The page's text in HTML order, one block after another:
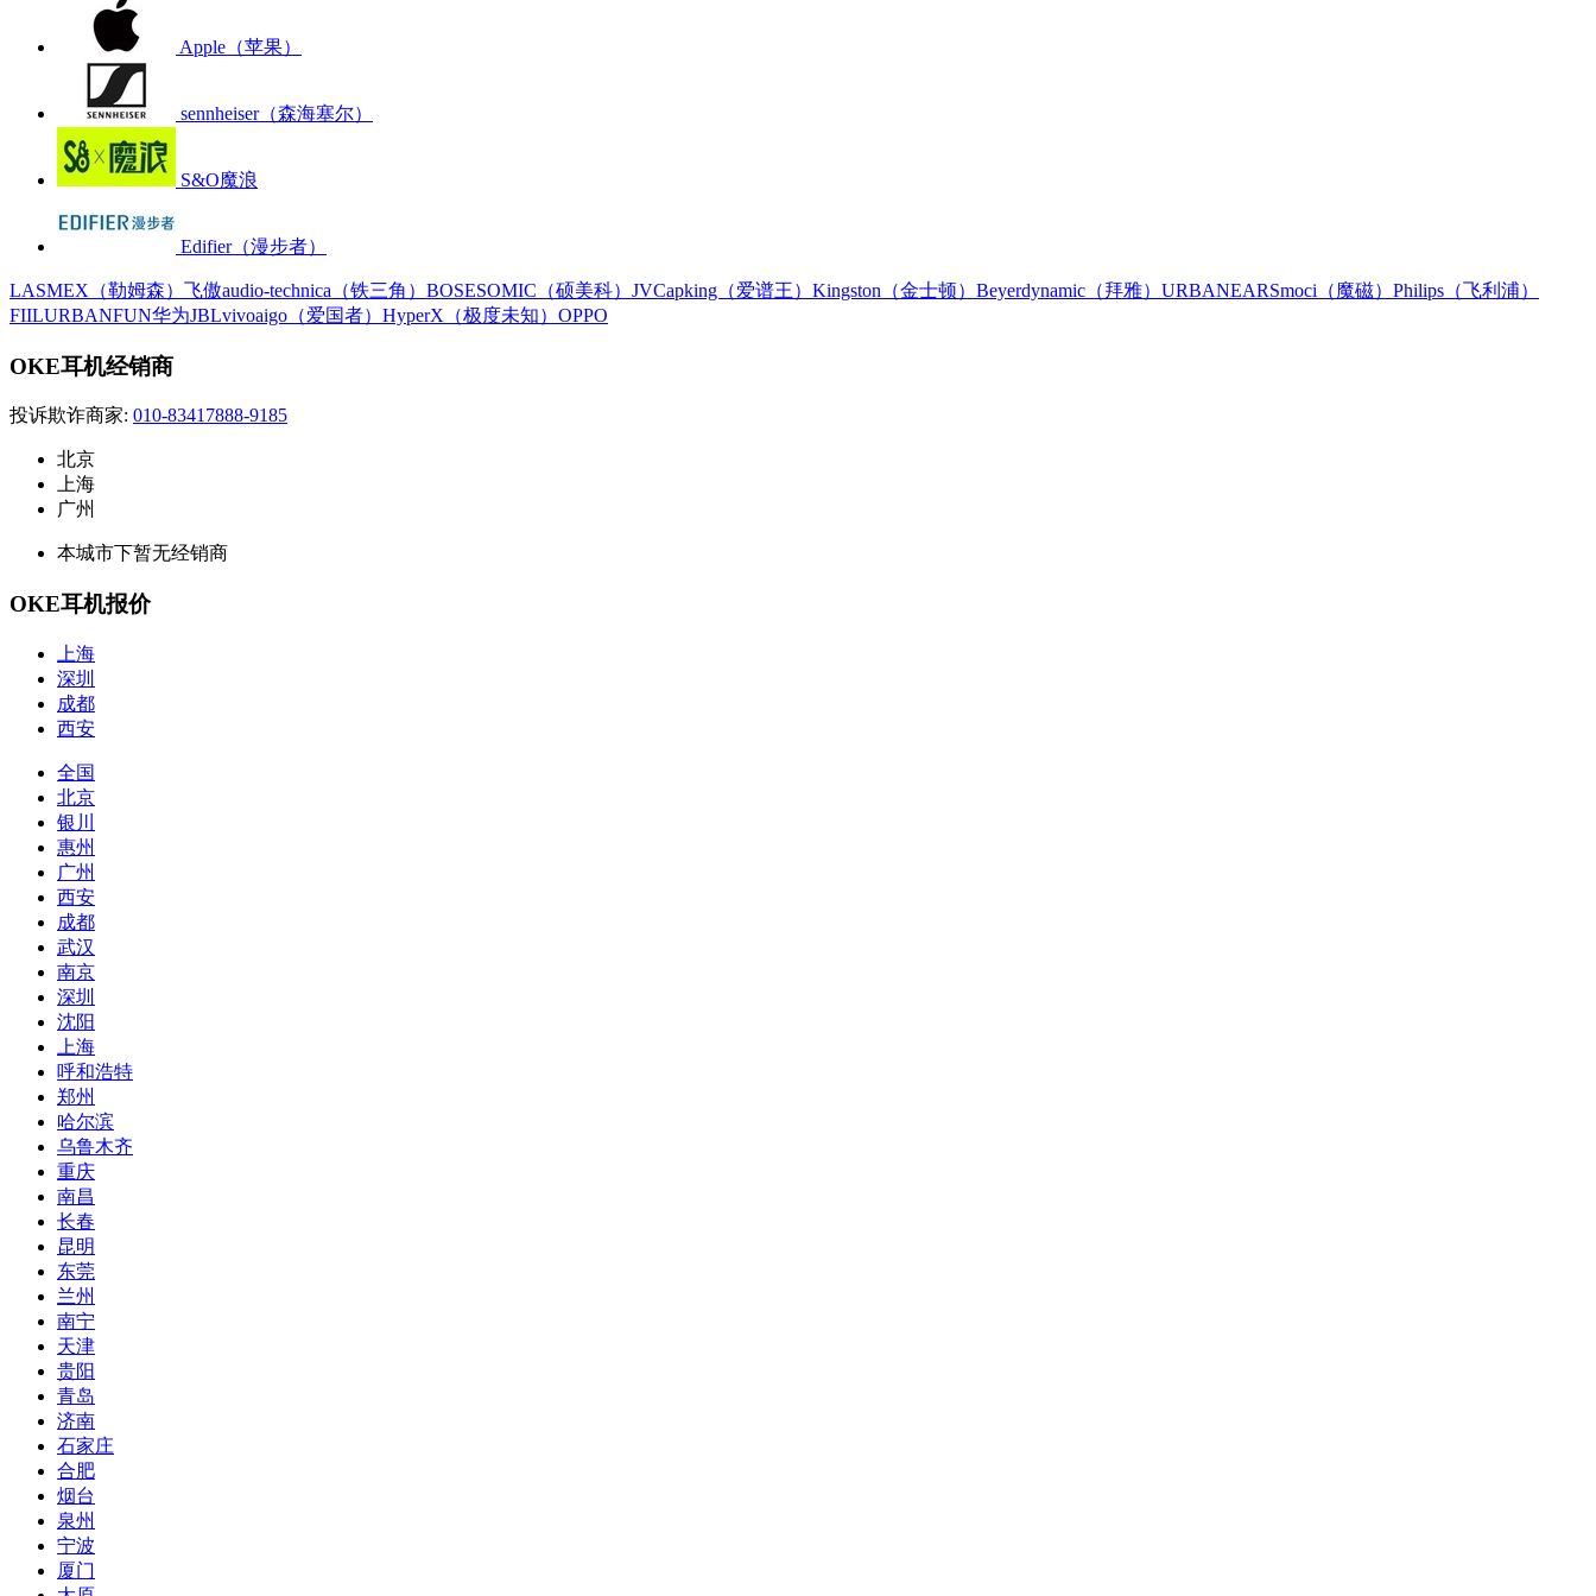
Apple（苹果）
sennheiser（森海塞尔）
S&O魔浪
Edifier（漫步者）
LASMEX（勒姆森） 飞傲audio-technica（铁三角） BOSESOMIC（硕美科） JVCapking（爱谱王） Kingston（金士顿） Beyerdynamic（拜雅） URBANEARSmoci（魔磁） Philips（飞利浦）
FIILURBANFUN华为JBLvivoaigo（爱国者） HyperX（极度未知） OPPO
OKE耳机经销商
投诉欺诈商家: 010-83417888-9185
北京
上海
广州
本城市下暂无经销商
OKE耳机报价
上海
深圳
成都
西安
全国
北京
银川
惠州
广州
西安
成都
武汉
南京
深圳
沈阳
上海
呼和浩特
郑州
哈尔滨
乌鲁木齐
重庆
南昌
长春
昆明
东莞
兰州
南宁
天津
贵阳
青岛
济南
石家庄
合肥
烟台
泉州
宁波
厦门